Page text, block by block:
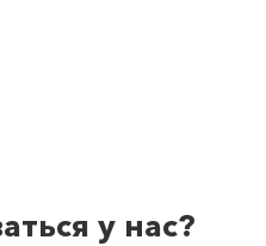
у нас?